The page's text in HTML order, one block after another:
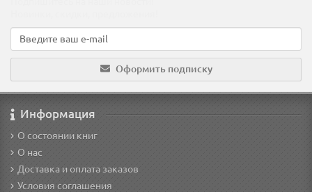
Оформить подписку
Информация
О состоянии книг
О нас
Доставка и оплата заказов
Условия соглашения